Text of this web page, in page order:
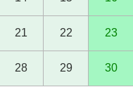
21 22 23
28 29 30